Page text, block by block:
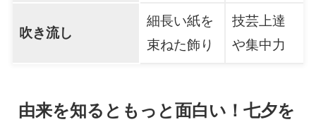
吹き流し
細長い紙を
束ねた飾り
技芸上達
や集中力
由来を知るともっと面白い！七夕を